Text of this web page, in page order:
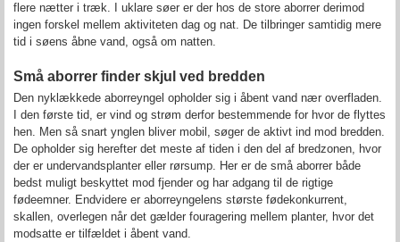
flere nætter i træk. I uklare søer er der hos de store aborrer derimod
ingen forskel mellem aktiviteten dag og nat. De tilbringer samtidig mere
tid i søens åbne vand, også om natten.
Små aborrer finder skjul ved bredden
Den nyklækkede aborreyngel opholder sig i åbent vand nær overfladen.
I den første tid, er vind og strøm derfor bestemmende for hvor de flyttes
hen. Men så snart ynglen bliver mobil, søger de aktivt ind mod bredden.
De opholder sig herefter det meste af tiden i den del af bredzonen, hvor
der er undervandsplanter eller rørsump. Her er de små aborrer både
bedst muligt beskyttet mod fjender og har adgang til de rigtige
fødeemner. Endvidere er aborreyngelens største fødekonkurrent,
skallen, overlegen når det gælder fouragering mellem planter, hvor det
modsatte er tilfældet i åbent vand.